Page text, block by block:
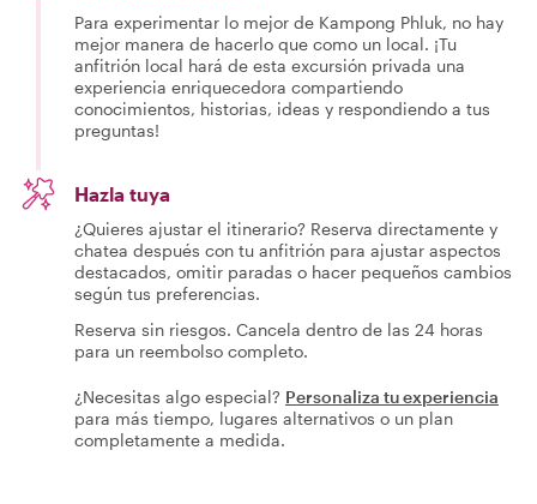
Para experimentar lo mejor de Kampong Phluk, no hay
mejor manera de hacerlo que como un local. ¡Tu
anfitrión local hará de esta excursión privada una
experiencia enriquecedora compartiendo
conocimientos, historias, ideas y respondiendo a tus
preguntas!
Hazla tuya
¿Quieres ajustar el itinerario? Reserva directamente y
chatea después con tu anfitrión para ajustar aspectos
destacados, omitir paradas o hacer pequeños cambios
según tus preferencias.
Reserva sin riesgos. Cancela dentro de las 24 horas
para un reembolso completo.
¿Necesitas algo especial? Personaliza tu experiencia
para más tiempo, lugares alternativos o un plan
completamente a medida.